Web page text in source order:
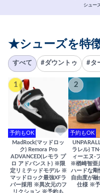
シュー
★シューズを特
すべて #ダウントゥ #タ
1
予約もOK
MadRock(マッドロッ
ク) Remora Pro
ADVANCED(レモラ プ
ロ アドバンスト) ※限
定リミテッドモデル ※
マッドロック最強XFラ
バー採用 ※異次元のフ
2
予約もOK
ラレル)
ィーエヌ-
※楢崎智亜
ハードな剛
自由度が
仕様 ※